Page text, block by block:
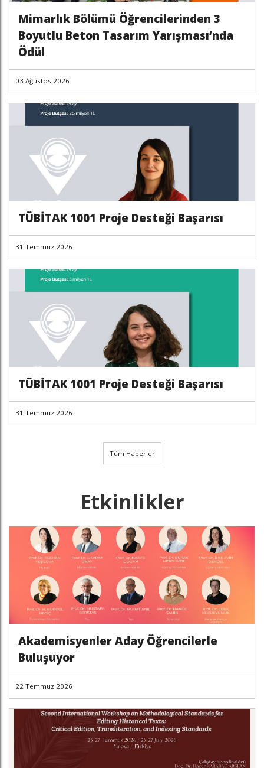
Mimarlık Bölümü Öğrencilerinden 3
Boyutlu Beton Tasarım Yarışması’nda
Ödül
03 Ağustos 2026
TÜBİTAK 1001 Proje Desteği Başarısı
31 Temmuz 2026
TÜBİTAK 1001 Proje Desteği Başarısı
31 Temmuz 2026
Tüm Haberler
Etkinlikler
Akademisyenler Aday Öğrencilerle
Buluşuyor
22 Temmuz 2026